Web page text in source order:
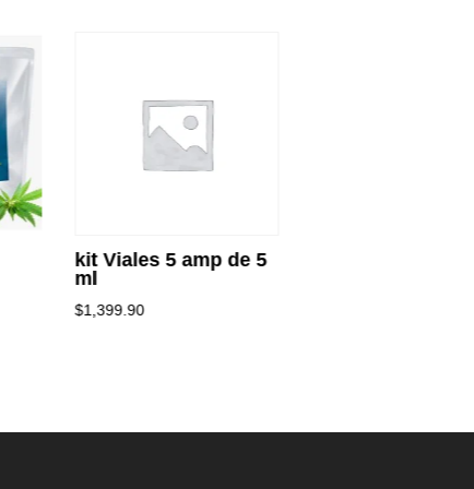
kit Viales 5 amp de 5
ml
$1,399.90